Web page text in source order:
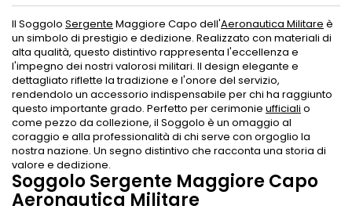
Il Soggolo Sergente Maggiore Capo dell'Aeronautica Militare è
un simbolo di prestigio e dedizione. Realizzato con materiali di
alta qualità, questo distintivo rappresenta l'eccellenza e
l'impegno dei nostri valorosi militari. Il design elegante e
dettagliato riflette la tradizione e l'onore del servizio,
rendendolo un accessorio indispensabile per chi ha raggiunto
questo importante grado. Perfetto per cerimonie ufficiali o
come pezzo da collezione, il Soggolo è un omaggio al
coraggio e alla professionalità di chi serve con orgoglio la
nostra nazione. Un segno distintivo che racconta una storia di
valore e dedizione.
Soggolo Sergente Maggiore Capo
Aeronautica Militare